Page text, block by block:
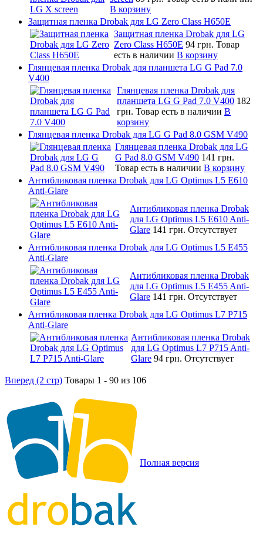
В корзину
Защитная пленка Drobak для LG Zero Class H650E
Защитная пленка Drobak для LG
Zero Class H650E 94 грн. Товар
есть в наличии В корзину
Глянцевая пленка Drobak для планшета LG G Pad 7.0
V400
Глянцевая пленка Drobak для
планшета LG G Pad 7.0 V400 182
грн. Товар есть в наличии В
корзину
Глянцевая пленка Drobak для LG G Pad 8.0 GSM V490
Глянцевая пленка Drobak для LG
G Pad 8.0 GSM V490 141 грн.
Товар есть в наличии В корзину
Антибликовая пленка Drobak для LG Optimus L5 E610
Anti-Glare
Антибликовая пленка Drobak
для LG Optimus L5 E610 Anti-
Glare 141 грн. Отсутствует
Антибликовая пленка Drobak для LG Optimus L5 E455
Anti-Glare
Антибликовая пленка Drobak
для LG Optimus L5 E455 Anti-
Glare 141 грн. Отсутствует
Антибликовая пленка Drobak для LG Optimus L7 P715
Anti-Glare
Антибликовая пленка Drobak
для LG Optimus L7 P715 Anti-
Glare 94 грн. Отсутствует
Вперед (2 стр) Товары 1 - 90 из 106
Полная версия